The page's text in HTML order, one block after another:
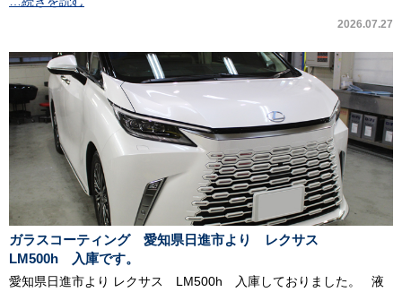
2026.07.27
ガラスコーティング 愛知県日進市より レクサス
LM500h 入庫です。
愛知県日進市より レクサス LM500h 入庫しておりました。 液